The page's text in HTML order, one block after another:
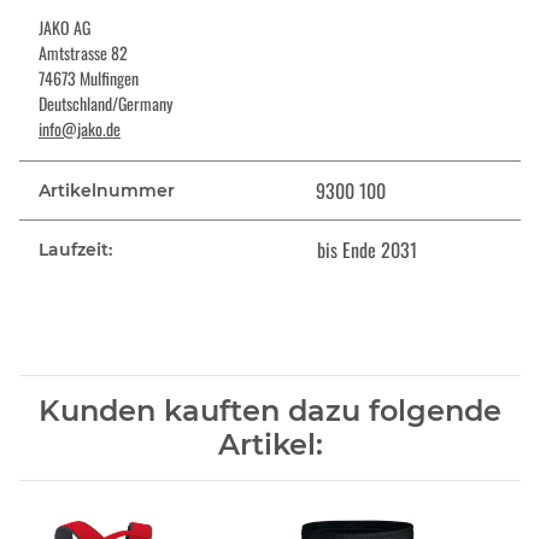
JAKO AG
Amtstrasse 82
74673 Mulfingen
Deutschland/Germany
info@jako.de
Artikelnummer 9300 100
Laufzeit: bis Ende 2031
Kunden kauften dazu folgende
Artikel: